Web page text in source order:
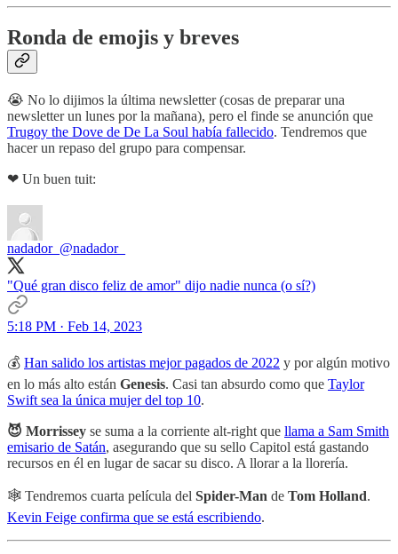
Ronda de emojis y breves
😭 No lo dijimos la última newsletter (cosas de preparar una
newsletter un lunes por la mañana), pero el finde se anunción que
Trugoy the Dove de De La Soul había fallecido. Tendremos que
hacer un repaso del grupo para compensar.
❤ Un buen tuit:
nadador_ @nadador_
"Qué gran disco feliz de amor" dijo nadie nunca (o sí?)
5:18 PM · Feb 14, 2023
💰 Han salido los artistas mejor pagados de 2022 y por algún motivo
en lo más alto están Genesis. Casi tan absurdo como que Taylor
Swift sea la única mujer del top 10.
😈 Morrissey se suma a la corriente alt-right que llama a Sam Smith
emisario de Satán, asegurando que su sello Capitol está gastando
recursos en él en lugar de sacar su disco. A llorar a la llorería.
🕸 Tendremos cuarta película del Spider-Man de Tom Holland.
Kevin Feige confirma que se está escribiendo.